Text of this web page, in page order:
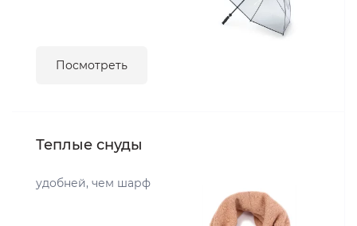
Посмотреть
Теплые снуды
удобней, чем шарф